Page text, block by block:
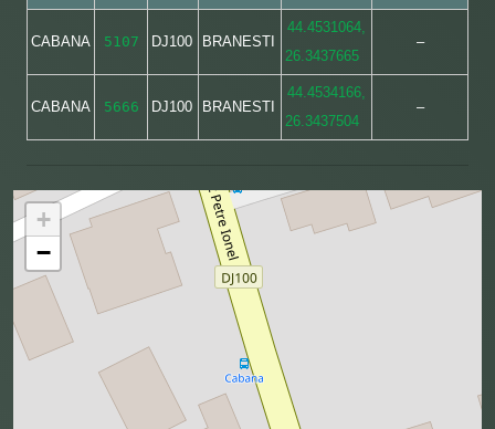
CABANA 5107 DJ100 BRANESTI
44.4531064,
26.3437665
–
CABANA 5666 DJ100 BRANESTI
44.4534166,
26.3437504
–
+
−